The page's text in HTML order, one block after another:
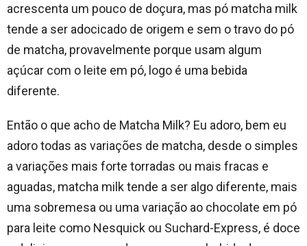
acrescenta um pouco de doçura, mas pó matcha milk
tende a ser adocicado de origem e sem o travo do pó
de matcha, provavelmente porque usam algum
açúcar com o leite em pó, logo é uma bebida
diferente.
Então o que acho de Matcha Milk? Eu adoro, bem eu
adoro todas as variações de matcha, desde o simples
a variações mais forte torradas ou mais fracas e
aguadas, matcha milk tende a ser algo diferente, mais
uma sobremesa ou uma variação ao chocolate em pó
para leite como Nesquick ou Suchard-Express, é doce